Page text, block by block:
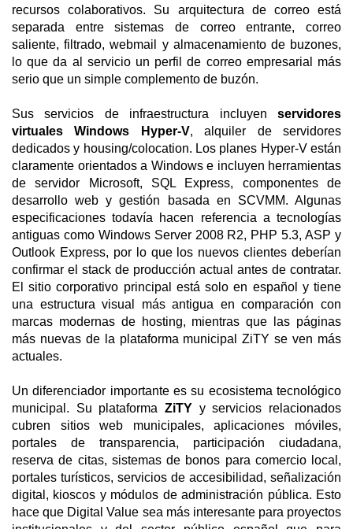
recursos colaborativos. Su arquitectura de correo está
separada entre sistemas de correo entrante, correo
saliente, filtrado, webmail y almacenamiento de buzones,
lo que da al servicio un perfil de correo empresarial más
serio que un simple complemento de buzón.
Sus servicios de infraestructura incluyen servidores
virtuales Windows Hyper-V, alquiler de servidores
dedicados y housing/colocation. Los planes Hyper-V están
claramente orientados a Windows e incluyen herramientas
de servidor Microsoft, SQL Express, componentes de
desarrollo web y gestión basada en SCVMM. Algunas
especificaciones todavía hacen referencia a tecnologías
antiguas como Windows Server 2008 R2, PHP 5.3, ASP y
Outlook Express, por lo que los nuevos clientes deberían
confirmar el stack de producción actual antes de contratar.
El sitio corporativo principal está solo en español y tiene
una estructura visual más antigua en comparación con
marcas modernas de hosting, mientras que las páginas
más nuevas de la plataforma municipal ZiTY se ven más
actuales.
Un diferenciador importante es su ecosistema tecnológico
municipal. Su plataforma ZiTY y servicios relacionados
cubren sitios web municipales, aplicaciones móviles,
portales de transparencia, participación ciudadana,
reserva de citas, sistemas de bonos para comercio local,
portales turísticos, servicios de accesibilidad, señalización
digital, kioscos y módulos de administración pública. Esto
hace que Digital Value sea más interesante para proyectos